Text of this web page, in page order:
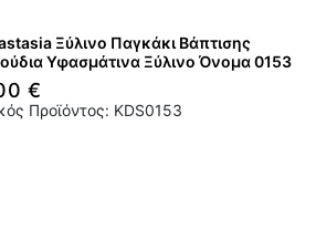
Ξύλινο Παγκάκι Βάπτισης
Υφασμάτινα Ξύλινο Όνομα 0153
€
Προϊόντος: KDS0153